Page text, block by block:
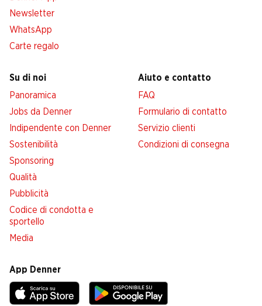
Newsletter
WhatsApp
Carte regalo
Su di noi
Panoramica
Jobs da Denner
Indipendente con Denner
Sostenibilità
Sponsoring
Qualità
Pubblicità
Codice di condotta e
sportello
Media
Aiuto e contatto
FAQ
Formulario di contatto
Servizio clienti
Condizioni di consegna
App Denner